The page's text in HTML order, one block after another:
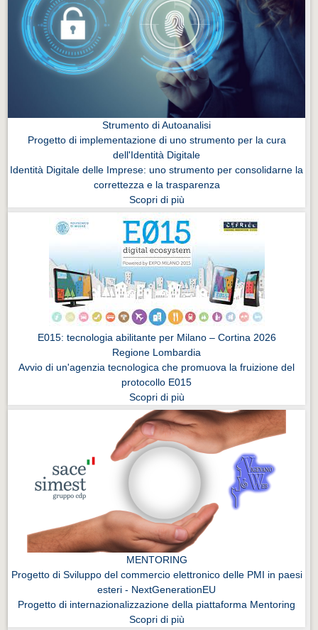
Strumento di Autoanalisi
Progetto di implementazione di uno strumento per la cura
dell'Identità Digitale
Identità Digitale delle Imprese: uno strumento per consolidarne la
correttezza e la trasparenza
Scopri di più
E015: tecnologia abilitante per Milano – Cortina 2026
Regione Lombardia
Avvio di un'agenzia tecnologica che promuova la fruizione del
protocollo E015
Scopri di più
MENTORING
Progetto di Sviluppo del commercio elettronico delle PMI in paesi
esteri - NextGenerationEU
Progetto di internazionalizzazione della piattaforma Mentoring
Scopri di più